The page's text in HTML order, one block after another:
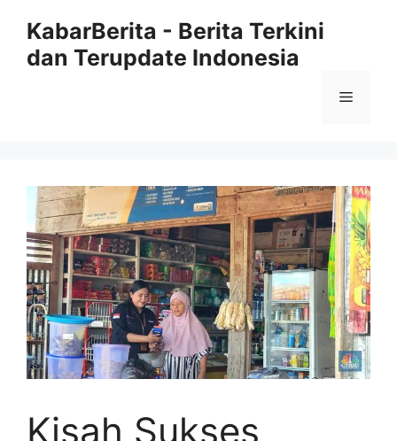
KabarBerita - Berita Terkini
dan Terupdate Indonesia
Menu
Kisah Sukses